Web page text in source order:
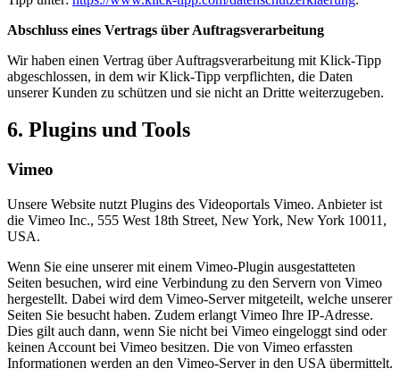
Abschluss eines Vertrags über Auftragsverarbeitung
Wir haben einen Vertrag über Auftragsverarbeitung mit Klick-Tipp
abgeschlossen, in dem wir Klick-Tipp verpflichten, die Daten
unserer Kunden zu schützen und sie nicht an Dritte weiterzugeben.
6. Plugins und Tools
Vimeo
Unsere Website nutzt Plugins des Videoportals Vimeo. Anbieter ist
die Vimeo Inc., 555 West 18th Street, New York, New York 10011,
USA.
Wenn Sie eine unserer mit einem Vimeo-Plugin ausgestatteten
Seiten besuchen, wird eine Verbindung zu den Servern von Vimeo
hergestellt. Dabei wird dem Vimeo-Server mitgeteilt, welche unserer
Seiten Sie besucht haben. Zudem erlangt Vimeo Ihre IP-Adresse.
Dies gilt auch dann, wenn Sie nicht bei Vimeo eingeloggt sind oder
keinen Account bei Vimeo besitzen. Die von Vimeo erfassten
Informationen werden an den Vimeo-Server in den USA übermittelt.